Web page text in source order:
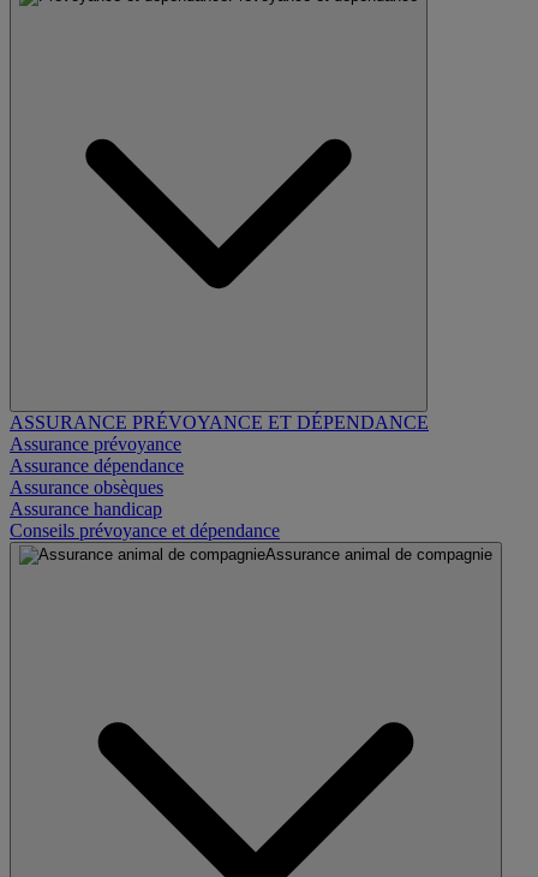
ASSURANCE PRÉVOYANCE ET DÉPENDANCE
Assurance prévoyance
Assurance dépendance
Assurance obsèques
Assurance handicap
Conseils prévoyance et dépendance
Assurance animal de compagnie